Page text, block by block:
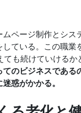
ムページ制作とシス
している。この職業
ても続けていけるか
てのビジネスである
惑がかかる。